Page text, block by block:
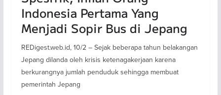
Indonesia Pertama Yang
Menjadi Sopir Bus di Jepang
REDigest.web.id, 10/2 – Sejak beberapa tahun belakangan
Jepang dilanda oleh krisis ketenagakerjaan karena
berkurangnya jumlah penduduk sehingga membuat
pemerintah Jepang